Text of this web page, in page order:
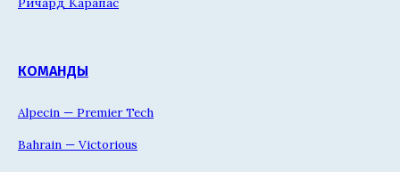
КОМАНДЫ
Alpecin — Premier Tech
Bahrain — Victorious